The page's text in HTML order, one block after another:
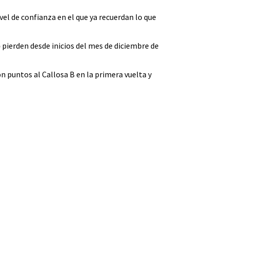
de confianza en el que ya recuerdan lo que
desde inicios del mes de diciembre de
puntos al Callosa B en la primera vuelta y